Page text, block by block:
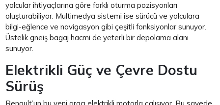
yolcular ihtiyaçlarına göre farklı oturma pozisyonları
oluşturabiliyor. Multimedya sistemi ise sürücü ve yolculara
bilgi-eğlence ve navigasyon gibi çeşitli fonksiyonlar sunuyor.
Üstelik gneiş bagaj hacmi de yeterli bir depolama alanı
sunuyor.
Elektrikli Güç ve Çevre Dostu
Sürüş